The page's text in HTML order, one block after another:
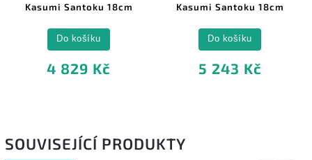
Kasumi Santoku 18cm
4 829 Kč
Do košíku
Kasumi Santoku 18cm
5 243 Kč
Do košíku
SOUVISEJÍCÍ PRODUKTY